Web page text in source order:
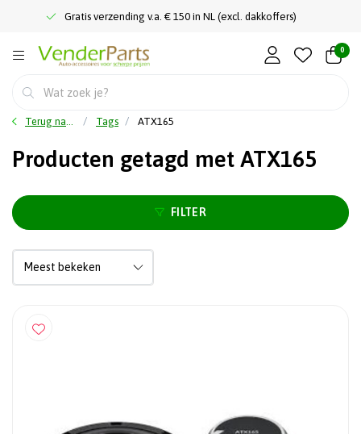
Gratis verzending v.a. € 150 in NL (excl. dakkoffers)
0
Terug naar home Tags ATX165
Producten getagd met ATX165
FILTER